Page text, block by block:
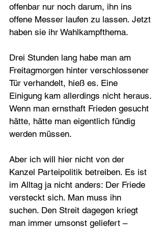
offenbar nur noch darum, ihn ins
offene Messer laufen zu lassen. Jetzt
haben sie ihr Wahlkampfthema.
Drei Stunden lang habe man am
Freitag­morgen hinter ver­schlossener
Tür verhandelt, hieß es. Eine
Einigung kam aller­dings nicht heraus.
Wenn man ernsthaft Frieden gesucht
hätte, hätte man eigentlich fündig
werden müssen.
Aber ich will hier nicht von der
Kanzel Parteipolitik betreiben. Es ist
im Alltag ja nicht anders: Der Friede
versteckt sich. Man muss ihn
suchen. Den Streit dagegen kriegt
man immer umsonst geliefert –